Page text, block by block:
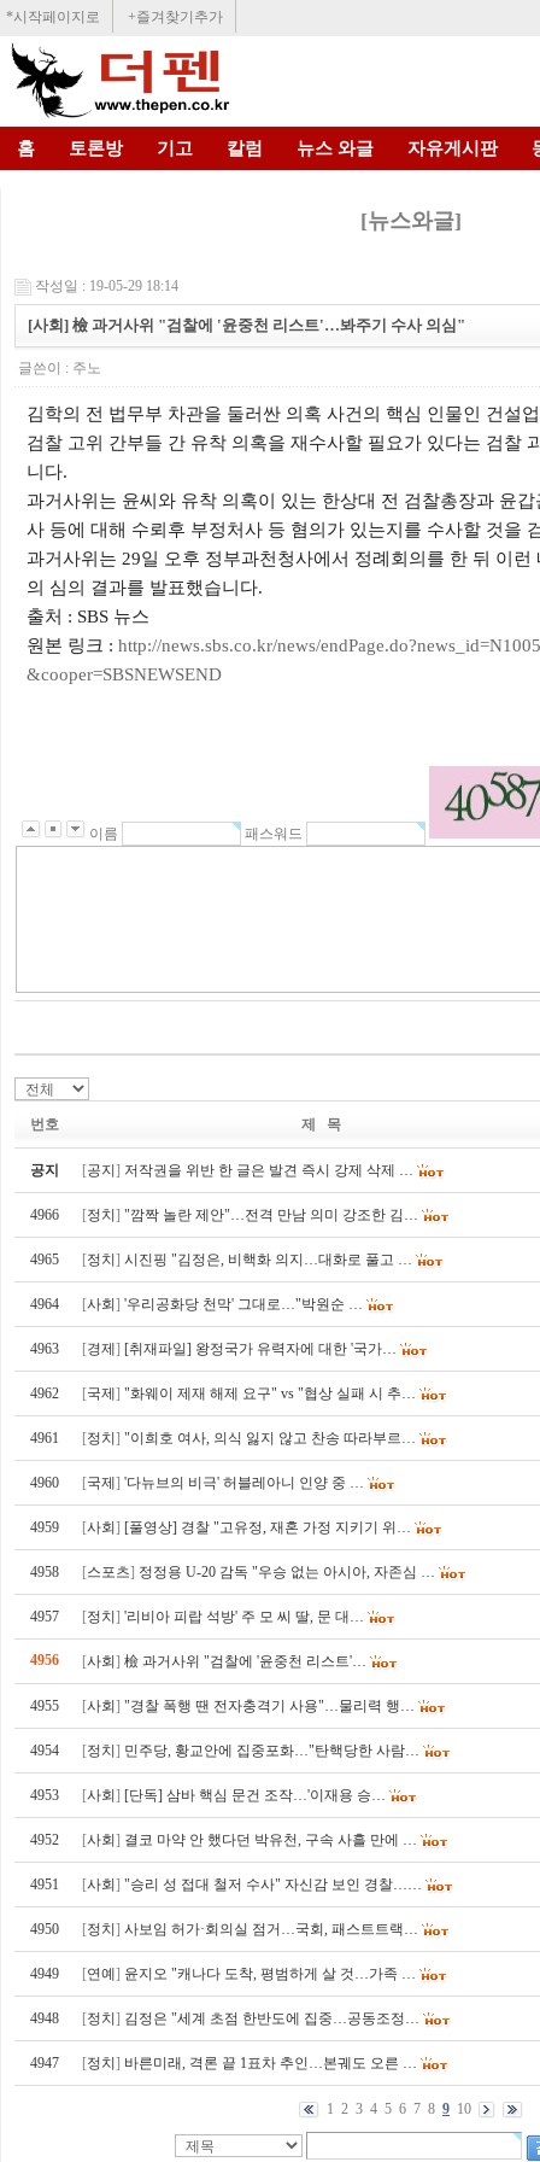
*시작페이지로 +즐겨찾기추가
홈 토론방 기고 칼럼 뉴스 와글 자유게시판
[뉴스와글]
작성일 : 19-05-29 18:14
[사회] 檢 과거사위 "검찰에 '윤중천 리스트'…봐주기 수사 의심"
글쓴이 : 주노
김학의 전 법무부 차관을 둘러싼 의혹 사건의 핵심 인물인 건설
검찰 고위 간부들 간 유착 의혹을 재수사할 필요가 있다는 검찰
니다.
과거사위는 윤씨와 유착 의혹이 있는 한상대 전 검찰총장과 윤
사 등에 대해 수뢰후 부정처사 등 혐의가 있는지를 수사할 것을
과거사위는 29일 오후 정부과천청사에서 정례회의를 한 뒤 이런
의 심의 결과를 발표했습니다.
출처 : SBS 뉴스
원본 링크 : http://news.sbs.co.kr/news/
&cooper=SBSNEWSEND
이름 패스워드
번호 제 목
공지 [공지] 저작권을 위반 한 글은 발견 즉시 강제 삭제 …
4966 [정치] "깜짝 놀란 제안"…전격 만남 의미 강조한 김…
4965 [정치] 시진핑 "김정은, 비핵화 의지…대화로 풀고 …
4964 [사회] '우리공화당 천막' 그대로…"박원순 …
4963 [경제] [취재파일] 왕정국가 유력자에 대한 '국가…
4962 [국제] "화웨이 제재 해제 요구" vs "협상 실패 시 추…
4961 [정치] "이희호 여사, 의식 잃지 않고 찬송 따라부르…
4960 [국제] '다뉴브의 비극' 허블레아니 인양 중 …
4959 [사회] [풀영상] 경찰 "고유정, 재혼 가정 지키기 위…
4958 [스포츠] 정정용 U-20 감독 "우승 없는 아시아, 자존심 …
4957 [정치] '리비아 피랍 석방' 주 모 씨 딸, 문 대…
4956 [사회] 檢 과거사위 "검찰에 '윤중천 리스트'…
4955 [사회] "경찰 폭행 땐 전자충격기 사용"…물리력 행…
4954 [정치] 민주당, 황교안에 집중포화…"탄핵당한 사람…
4953 [사회] [단독] 삼바 핵심 문건 조작…'이재용 승…
4952 [사회] 결코 마약 안 했다던 박유천, 구속 사흘 만에 …
4951 [사회] "승리 성 접대 철저 수사" 자신감 보인 경찰……
4950 [정치] 사보임 허가·회의실 점거…국회, 패스트트랙…
4949 [연예] 윤지오 "캐나다 도착, 평범하게 살 것…가족 …
4948 [정치] 김정은 "세계 초점 한반도에 집중…공동조정…
4947 [정치] 바른미래, 격론 끝 1표차 추인…본궤도 오른 …
1 2 3 4 5 6 7 8 9 10